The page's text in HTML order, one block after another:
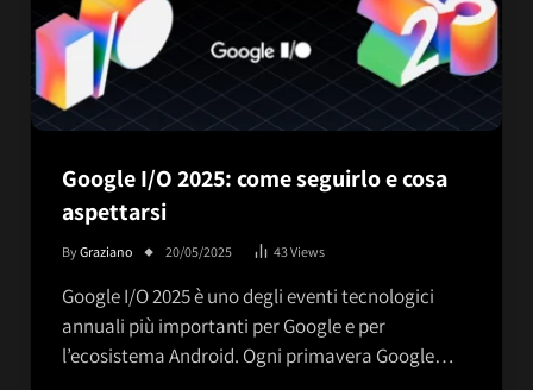
Google I/O 2025: come seguirlo e cosa
aspettarsi
ByGraziano 20/05/2025 43Views
Google I/O 2025 è uno degli eventi tecnologici
annuali più importanti per Google e per
l’ecosistema Android. Ogni primavera Google…